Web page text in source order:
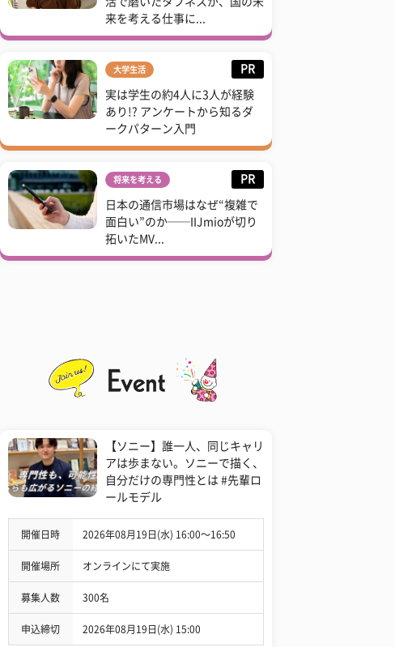
来を考える仕事に...
大学生活 PR
実は学生の約4人に3人が経験
あり!? アンケートから知るダ
ークパターン入門
将来を考える PR
日本の通信市場はなぜ“複雑で
面白い”のか──IIJmioが切り
拓いたMV...
【ソニー】誰一人、同じキャリ
アは歩まない。ソニーで描く、
自分だけの専門性とは #先輩ロ
ールモデル
開催日時 2026年08月19日(水) 16:00〜16:50
開催場所 オンラインにて実施
募集人数 300名
申込締切 2026年08月19日(水) 15:00